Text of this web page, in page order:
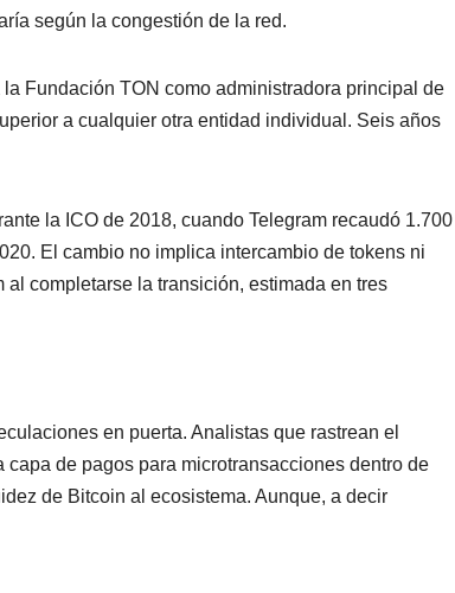
según la congestión de la red.
Fundación TON como administradora principal de
a cualquier otra entidad individual. Seis años
la ICO de 2018, cuando Telegram recaudó 1.700
El cambio no implica intercambio de tokens ni
completarse la transición, estimada en tres
en puerta. Analistas que rastrean el
de pagos para microtransacciones dentro de
de Bitcoin al ecosistema. Aunque, a decir